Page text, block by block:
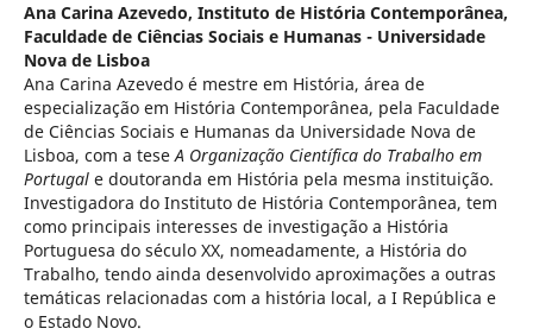
Ana Carina Azevedo, Instituto de História Contemporânea,
Faculdade de Ciências Sociais e Humanas - Universidade
Nova de Lisboa
Ana Carina Azevedo é mestre em História, área de
especialização em História Contemporânea, pela Faculdade
de Ciências Sociais e Humanas da Universidade Nova de
Lisboa, com a teseA Organização Científica do Trabalho em
Portugal e doutoranda em História pela mesma instituição.
Investigadora do Instituto de História Contemporânea, tem
como principais interesses de investigação a História
Portuguesa do século XX, nomeadamente, a História do
Trabalho, tendo ainda desenvolvido aproximações a outras
temáticas relacionadas com a história local, a I República e
o Estado Novo.